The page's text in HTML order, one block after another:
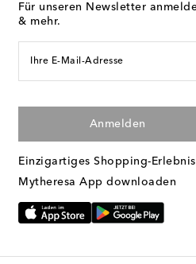
Für unseren Newsletter
& mehr.
Ihre E-Mail-Adresse
Anmelden
Einzigartiges Shopping-Erlebnis
Mytheresa App downloaden